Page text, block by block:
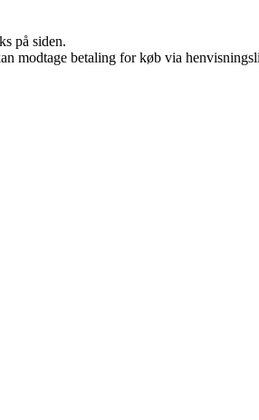
på siden.
modtage betaling for køb via